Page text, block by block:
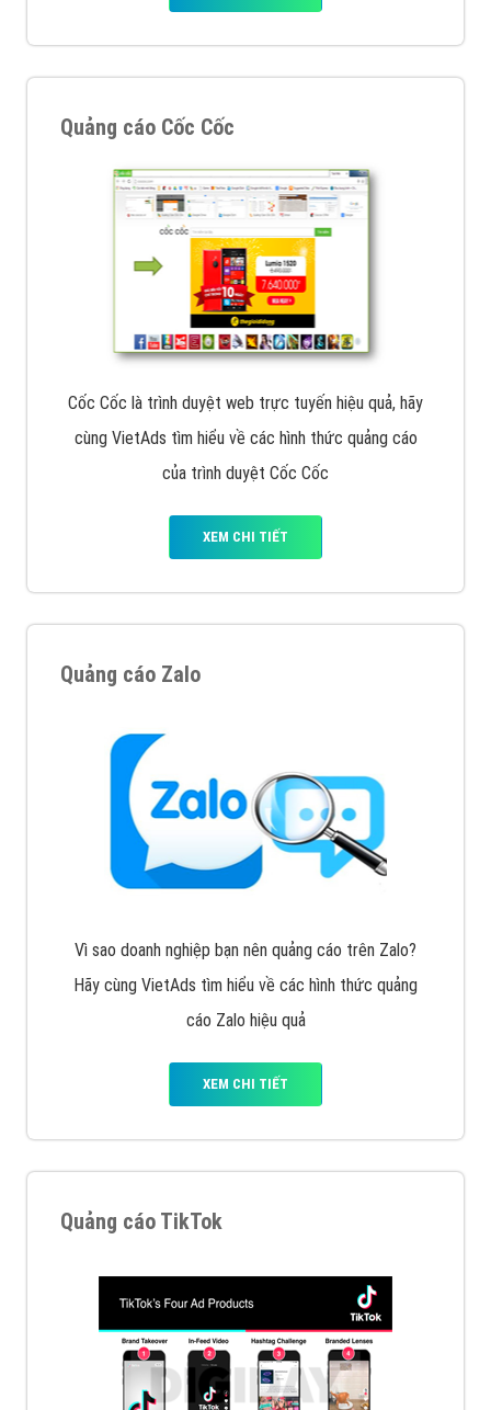
Quảng cáo Cốc Cốc
Cốc Cốc là trình duyệt web trực tuyến hiệu quả, hãy
cùng VietAds tìm hiểu về các hình thức quảng cáo
của trình duyệt Cốc Cốc
XEM CHI TIẾT
Quảng cáo Zalo
Vì sao doanh nghiệp bạn nên quảng cáo trên Zalo?
Hãy cùng VietAds tìm hiểu về các hình thức quảng
cáo Zalo hiệu quả
XEM CHI TIẾT
Quảng cáo TikTok